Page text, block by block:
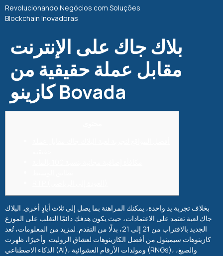
Revolucionando Negócios com Soluções
Blockchain Inovadoras
بلاك جاك على الإنترنت
مقابل عملة حقيقية من
كازينو Bovada
بخلاف تجربة يد واحدة، يمكنك المراهنة بما يصل إلى ثلاث أيادٍ أخرى. البلاك
جاك لعبة تعتمد على الاعتمادات، حيث يكون هدفك دائمًا التغلب على الموزع
الجديد بالاقتراب من 21 إلى 21، بدلًا من التقدم. لمزيد من المعلومات، تُعد
كازينوهات سيمينول من أفضل الكازينوهات لعشاق الروليت. وأخيرًا، ظهرت
الذكاء الاصطناعي (AI)، ومولدات الأرقام العشوائية (RNGs)، والصيغ،